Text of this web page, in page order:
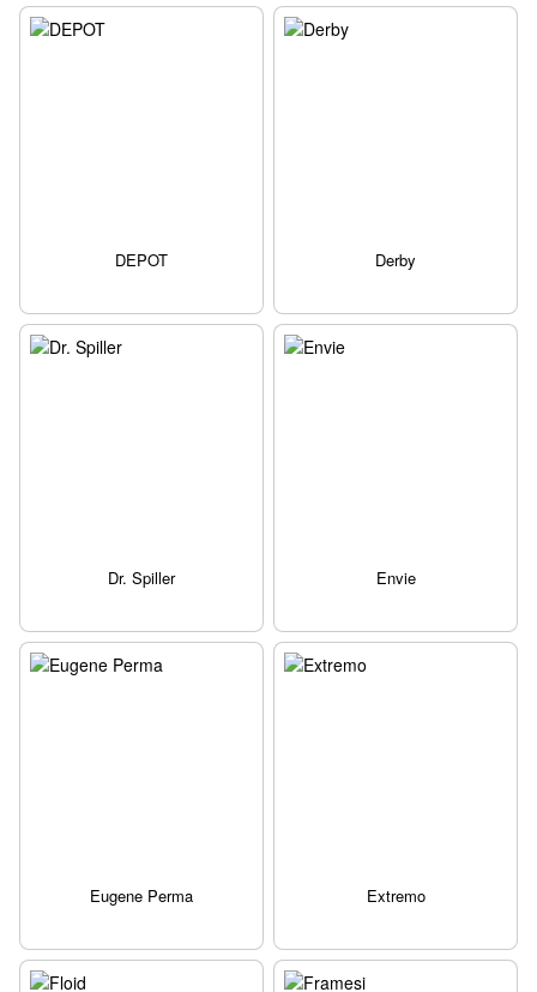
DEPOT Derby
Dr. Spiller Envie
Eugene Perma Extremo